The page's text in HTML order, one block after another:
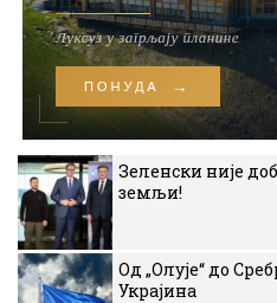
Зеленски није
земљи!
Од „Олује“ до
Украјина